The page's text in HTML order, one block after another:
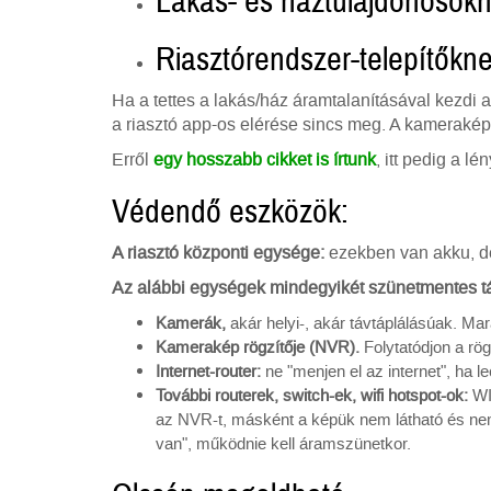
Riasztórendszer-
Ha a tettes a lakás/ház áramtalanításával kezdi
a riasztó app-os elérése sincs meg. A
Erről egy hosszabb cikket is írtunk, itt pedig a
Védendő eszközök:
A riasztó központi egysége: ezekben van akku,
Az alábbi egységek mindegyikét szünetmentes
Kamerák, akár helyi-, akár távtáplálásúak.
Kamerakép rögzítője (NVR). Folytatódjon a
Internet-router: ne "menjen el az internet", ha
További routerek, switch-ek, wifi hotspot-ok:
az NVR-t, másként a képük nem látható és
van", működnie kell áramszünetkor.